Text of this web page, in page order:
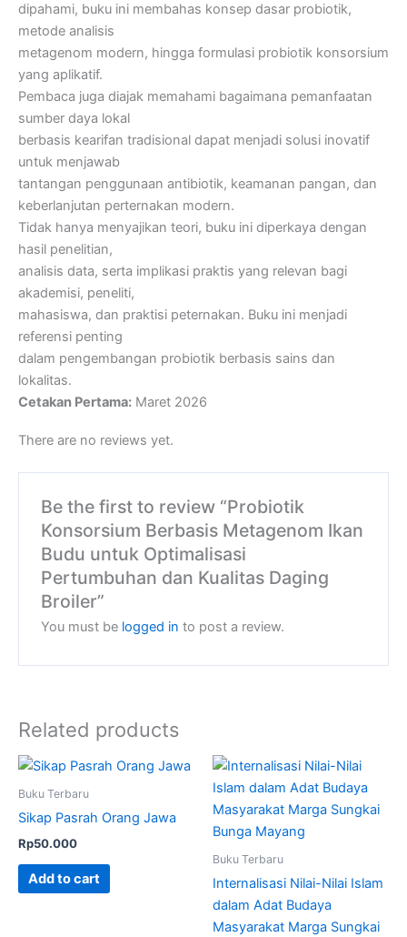
dipahami, buku ini membahas konsep dasar probiotik,
metode analisis
metagenom modern, hingga formulasi probiotik konsorsium
yang aplikatif.
Pembaca juga diajak memahami bagaimana pemanfaatan
sumber daya lokal
berbasis kearifan tradisional dapat menjadi solusi inovatif
untuk menjawab
tantangan penggunaan antibiotik, keamanan pangan, dan
keberlanjutan perternakan modern.
Tidak hanya menyajikan teori, buku ini diperkaya dengan
hasil penelitian,
analisis data, serta implikasi praktis yang relevan bagi
akademisi, peneliti,
mahasiswa, dan praktisi peternakan. Buku ini menjadi
referensi penting
dalam pengembangan probiotik berbasis sains dan
lokalitas.
Cetakan Pertama: Maret 2026
There are no reviews yet.
Be the first to review “Probiotik
Konsorsium Berbasis Metagenom Ikan
Budu untuk Optimalisasi
Pertumbuhan dan Kualitas Daging
Broiler”
You must be logged in to post a review.
Related products
Buku Terbaru
Sikap Pasrah Orang Jawa
Rp50.000
Add to cart
Buku Terbaru
Internalisasi Nilai-Nilai Islam
dalam Adat Budaya
Masyarakat Marga Sungkai